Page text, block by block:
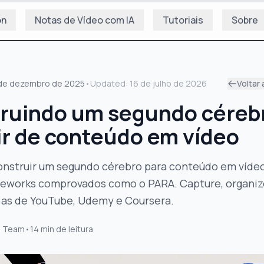
Notas de Vídeo com IA Tutoriais Sobre
dezembro de 2025 • Updated: 16 de julho de 2026 Voltar
um segundo
de conteúdo em vídeo
um segundo cérebro para conteúdo em
comprovados como o PARA. Capture,
de YouTube, Udemy e Coursera.
• 14 min de leitura